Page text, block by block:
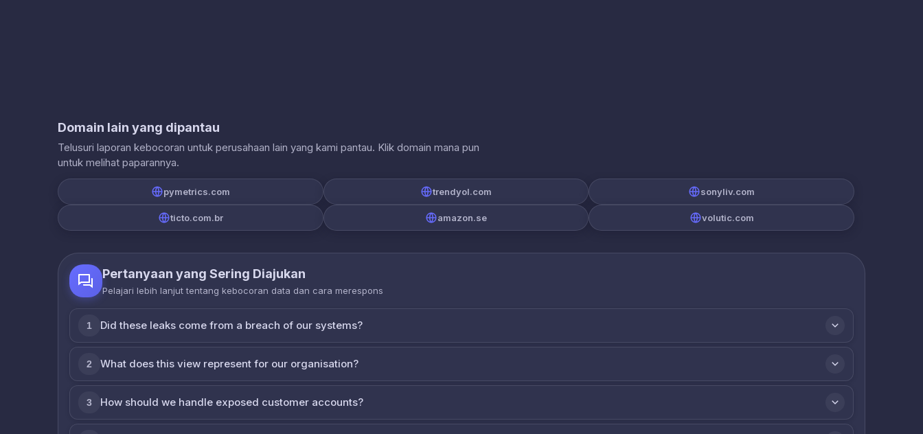
Domain lain yang dipantau
Telusuri laporan kebocoran untuk perusahaan lain yang kami pantau. Klik domain mana pun
untuk melihat paparannya.
pymetrics.com trendyol.com sonyliv.com
ticto.com.br amazon.se volutic.com
Pertanyaan yang Sering Diajukan
Pelajari lebih lanjut tentang kebocoran data dan cara merespons
1 Did these leaks come from a breach of our systems?
2 What does this view represent for our organisation?
3 How should we handle exposed customer accounts?